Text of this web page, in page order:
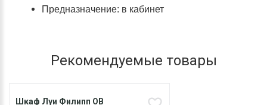
Предназначение: в кабинет
Рекомендуемые товары
Шкаф Луи Филипп ОВ